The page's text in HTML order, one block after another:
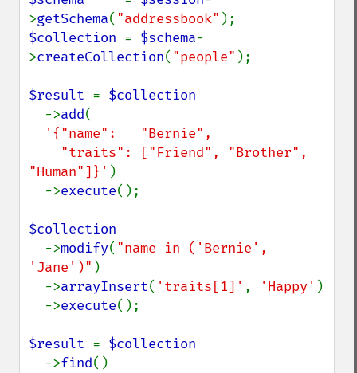
>getSchema( "addressbook"
$collection = $schema-
>createCollection( "people" );
$result = $collection
->add(
'{"name":   "Bernie",
"Human"]}' )
  ->
execute();
$collection
->modify( "name in ('Bernie',
'Jane')" )
  ->
arrayInsert( 'traits[1]' , 'Happy' )
  ->
execute();
$result = $collection
->find()